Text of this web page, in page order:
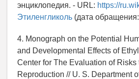
энциклопедия. - URL: https://
Этиленгликоль (дата
4. Monograph on the Potential
and Developmental Effects of
Center for The Evaluation of Risks
Reproduction // U. S. Department